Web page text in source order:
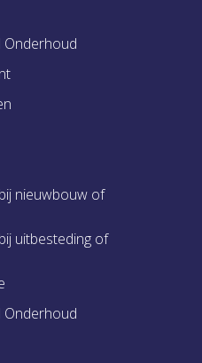
nieuwbouw of
uitbesteding of